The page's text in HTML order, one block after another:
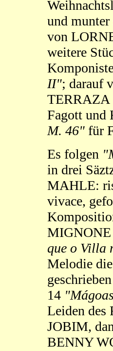
und
von
weitere
II"; darauf
TERRAZA
Fagott und
M. 46"für
Es folgen
in drei
MAHLE:
vivace,
MIGNONE
que o Villa
Melodie
14
Leiden des
JOBIM,
BENNY